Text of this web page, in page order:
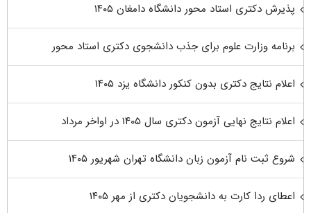
پذیرش دکتری استاد محور دانشگاه دامغان ۱۴۰۵
برنامه وزارت علوم برای جذب دانشجوی دکتری استاد محور
اعلام نتایج دکتری بدون کنکور دانشگاه یزد ۱۴۰۵
اعلام نتایج نهایی آزمون دکتری سال ۱۴۰۵ در اواخر مرداد
شروع ثبت نام آزمون زبان دانشگاه تهران شهریور ۱۴۰۵
اعطای ردا کارت به دانشجویان دکتری از مهر ۱۴۰۵